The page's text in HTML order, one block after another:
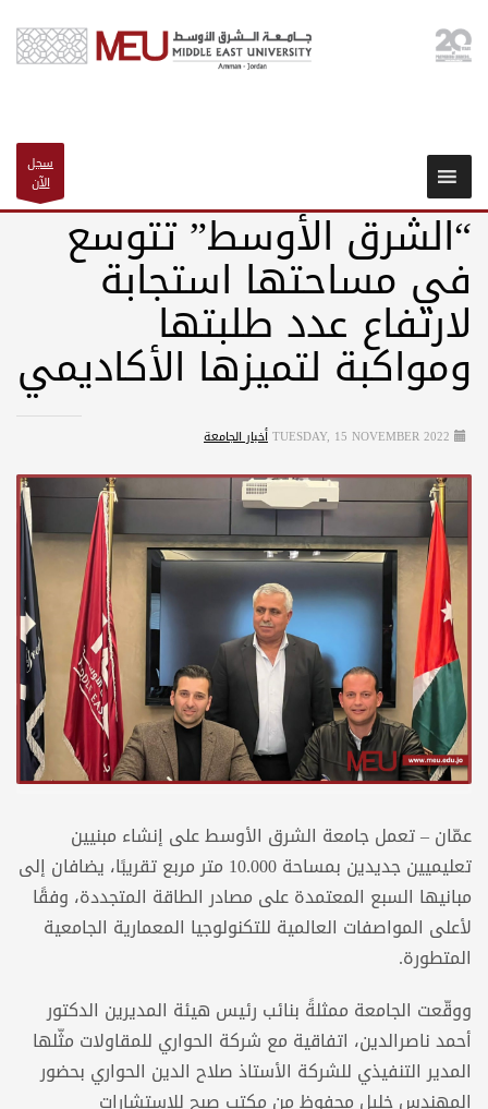
سجل
الآن
“الشرق الأوسط” تتوسع
في مساحتها استجابة
لارتفاع عدد طلبتها
ومواكبة لتميزها الأكاديمي
TUESDAY, 15 NOVEMBER 2022أخبار الجامعة
عمّان – تعمل جامعة الشرق الأوسط على إنشاء مبنيين
تعليميين جديدين بمساحة 10.000 متر مربع تقريبًا، يضافان إلى
مبانيها السبع المعتمدة على مصادر الطاقة المتجددة، وفقًا
لأعلى المواصفات العالمية للتكنولوجيا المعمارية الجامعية
المتطورة.
ووقّعت الجامعة ممثلةً بنائب رئيس هيئة المديرين الدكتور
أحمد ناصرالدين، اتفاقية مع شركة الحواري للمقاولات مثّلها
المدير التنفيذي للشركة الأستاذ صلاح الدين الحواري بحضور
المهندس خليل محفوظ من مكتب صبح للاستشارات